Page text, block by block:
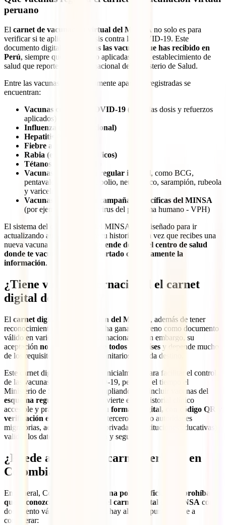
peruano
El carnet de vacunación virtual del MINSA no solo es para
verificar si te aplicaste las dosis contra la COVID-19. Este
documento digital reúne
todas las vacunas que has recibido en
Perú, siempre que hayan sido aplicadas en un establecimiento de
salud que reporte al sistema nacional del Ministerio de Salud.
Entre las vacunas que comúnmente aparecen registradas se
encuentran:
Vacunas contra la COVID-19 (todas las dosis y refuerzos
aplicados)
Influenza (gripe estacional)
Hepatitis A y B
Fiebre amarilla
Rabia (en casos específicos)
Tétanos y difteria (dT)
Vacunas del esquema regular infantil , como BCG,
pentavalente, rotavirus, polio, neumococo, sarampión, rubeola
y varicela
Vacunas aplicadas en campañas específicas del MINSA
(por ejemplo, contra el virus del papiloma humano - VPH)
El sistema del carnet digital del MINSA está diseñado para ir
actualizando automáticamente tu historial cada vez que recibes una
nueva vacuna. Eso sí,
todo depende de que el centro de salud
donde te vacunaste haya reportado correctamente la
información.
¿Tiene validez internacional el carnet
digital del MINSA?
El carnet digital de vacunación del MINSA , además de tener
reconocimiento oficial en Perú, ha ganado terreno como documento
válido en varios escenarios internacionales. Sin embargo, su
aceptación no es automática en todos los países y depende mucho
de los requisitos migratorios y sanitarios de cada destino.
Este carnet digital fue diseñado inicialmente para facilitar el control
de las vacunas contra la COVID-19, pero con el tiempo el
Ministerio de Salud lo ha ido ampliando para incluir vacunas del
esquema regular
, lo que lo convierte en un historial clínico
accesible y práctico. Gracias a su formato digital, con código QR y
verificación en línea
, permite a terceros (como autoridades
migratorias, aerolíneas, clínicas privadas o instituciones educativas)
validar los datos de forma rápida y segura.
¿Puede aplicarse el carnet peruano en
Colombia?
En general, Colombia
no tiene una política oficial que prohíba ni
que reconozca explícitamente el carnet digital del MINSA como
documento válido. Sin embargo, hay algunos puntos clave a
considerar: